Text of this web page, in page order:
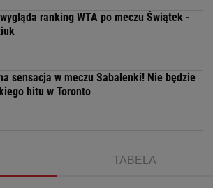
ranking WTA po meczu Świątek -
sensacja w meczu Sabalenki! Nie będzie
hitu w Toronto
TABELA